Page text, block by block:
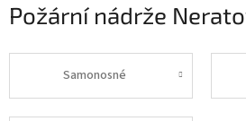
Požární nádrže
Samonosné